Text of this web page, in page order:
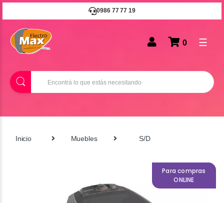
0986 77 77 19
B
u
0 ☰
Inicio Muebles S/D
Para compras
ONLINE